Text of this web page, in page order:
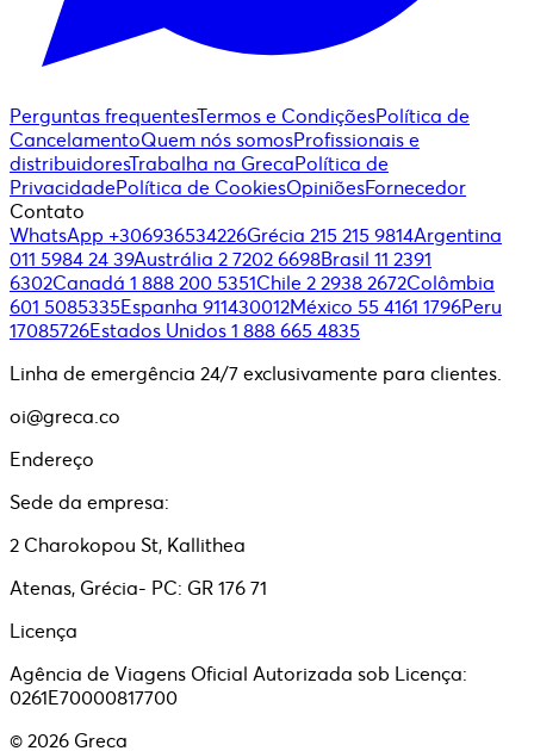
Perguntas frequentesTermos e CondiçõesPolítica de
CancelamentoQuem nós somosProfissionais e
distribuidoresTrabalha na GrecaPolítica de
PrivacidadePolítica de CookiesOpiniõesFornecedor
Contato
WhatsApp +306936534226Grécia 215 215 9814Argentina
011 5984 24 39Austrália 2 7202 6698Brasil 11 2391
6302Canadá 1 888 200 5351Chile 2 2938 2672Colômbia
601 5085335Espanha 911430012México 55 4161 1796Peru
17085726Estados Unidos 1 888 665 4835
Linha de emergência 24/7 exclusivamente para clientes.
oi@greca.co
Endereço
Sede da empresa:
2 Charokopou St, Kallithea
Atenas, Grécia- PC: GR 176 71
Licença
Agência de Viagens Oficial Autorizada sob Licença:
0261E70000817700
© 2026 Greca